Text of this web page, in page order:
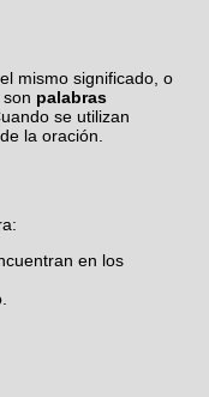
mismo significado, o
son palabras
se utilizan
de la oración.
en los